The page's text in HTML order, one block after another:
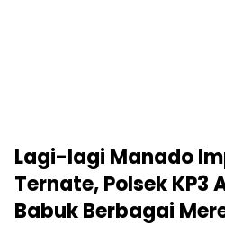
Lagi-lagi Manado
Ternate, Polsek KP3
Babuk Berbagai